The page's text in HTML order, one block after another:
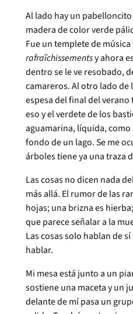
Al lado hay un
madera de color verde
Fue un templete de música
rafraîchissementsy ahora
dentro se le ve resobado,
camareros. Al otro lado de
espesa del final del
eso y el verdete de los
aguamarina, líquida, como
fondo de un lago. Se me
árboles tiene ya una traza
Las cosas no dicen nada
más allá. El rumor de las
hojas; una brizna es
que parece señalar a la
Las cosas solo hablan de
hablar.
Mi mesa está junto a un
sostiene una maceta y un
delante de mí pasa un